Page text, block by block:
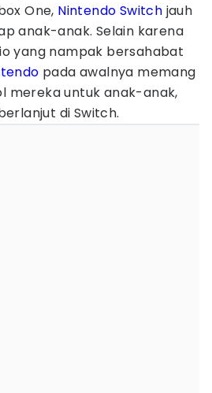
One, Nintendo Switch jauh
anak-anak. Selain karena
yang nampak bersahabat
pada awalnya memang
mereka untuk anak-anak,
di Switch.